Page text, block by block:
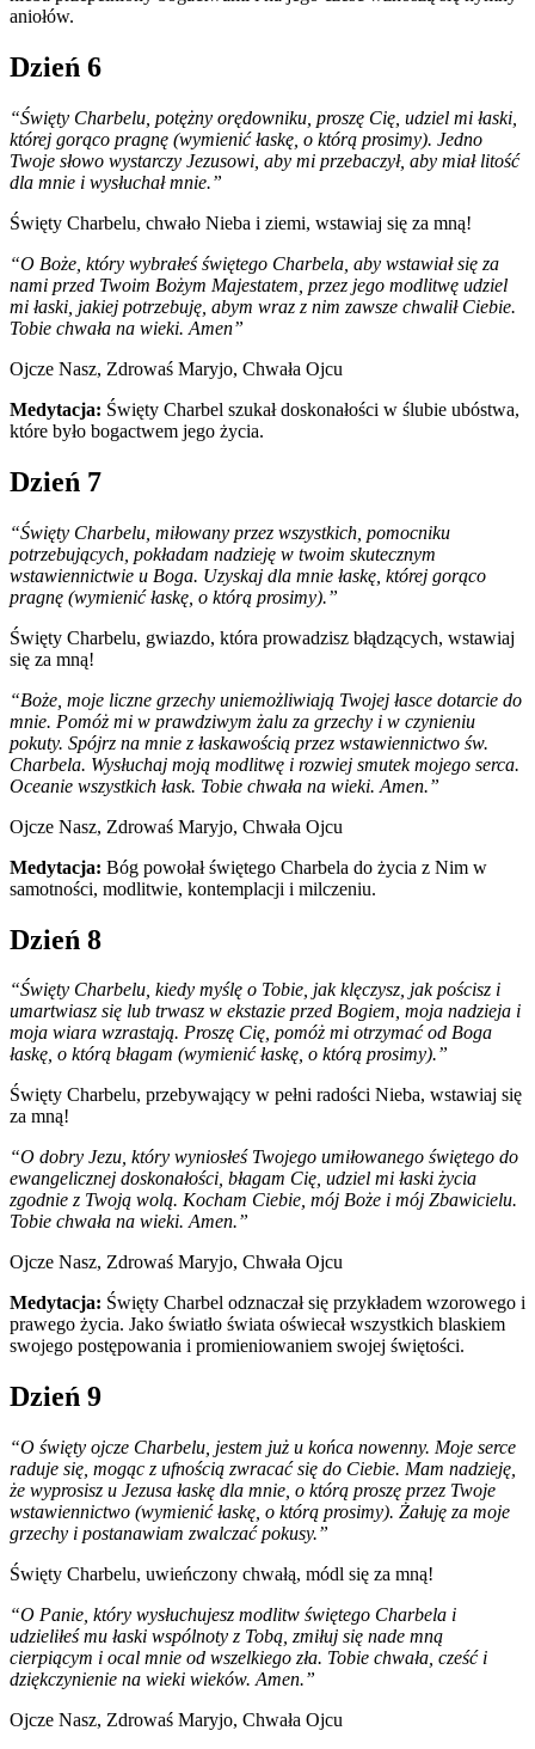
aniołów.
Dzień 6
“Święty Charbelu, potężny orędowniku, proszę Cię, udziel mi łaski,
której gorąco pragnę (wymienić łaskę, o którą prosimy). Jedno
Twoje słowo wystarczy Jezusowi, aby mi przebaczył, aby miał litość
dla mnie i wysłuchał mnie.”
Święty Charbelu, chwało Nieba i ziemi, wstawiaj się za mną!
“O Boże, który wybrałeś świętego Charbela, aby wstawiał się za
nami przed Twoim Bożym Majestatem, przez jego modlitwę udziel
mi łaski, jakiej potrzebuję, abym wraz z nim zawsze chwalił Ciebie.
Tobie chwała na wieki. Amen”
Ojcze Nasz, Zdrowaś Maryjo, Chwała Ojcu
Medytacja: Święty Charbel szukał doskonałości w ślubie ubóstwa,
które było bogactwem jego życia.
Dzień 7
“Święty Charbelu, miłowany przez wszystkich, pomocniku
potrzebujących, pokładam nadzieję w twoim skutecznym
wstawiennictwie u Boga. Uzyskaj dla mnie łaskę, której gorąco
pragnę (wymienić łaskę, o którą prosimy).”
Święty Charbelu, gwiazdo, która prowadzisz błądzących, wstawiaj
się za mną!
“Boże, moje liczne grzechy uniemożliwiają Twojej łasce dotarcie do
mnie. Pomóż mi w prawdziwym żalu za grzechy i w czynieniu
pokuty. Spójrz na mnie z łaskawością przez wstawiennictwo św.
Charbela. Wysłuchaj moją modlitwę i rozwiej smutek mojego serca.
Oceanie wszystkich łask. Tobie chwała na wieki. Amen.”
Ojcze Nasz, Zdrowaś Maryjo, Chwała Ojcu
Medytacja: Bóg powołał świętego Charbela do życia z Nim w
samotności, modlitwie, kontemplacji i milczeniu.
Dzień 8
“Święty Charbelu, kiedy myślę o Tobie, jak klęczysz, jak pościsz i
umartwiasz się lub trwasz w ekstazie przed Bogiem, moja nadzieja i
moja wiara wzrastają. Proszę Cię, pomóż mi otrzymać od Boga
łaskę, o którą błagam (wymienić łaskę, o którą prosimy).”
Święty Charbelu, przebywający w pełni radości Nieba, wstawiaj się
za mną!
“O dobry Jezu, który wyniosłeś Twojego umiłowanego świętego do
ewangelicznej doskonałości, błagam Cię, udziel mi łaski życia
zgodnie z Twoją wolą. Kocham Ciebie, mój Boże i mój Zbawicielu.
Tobie chwała na wieki. Amen.”
Ojcze Nasz, Zdrowaś Maryjo, Chwała Ojcu
Medytacja: Święty Charbel odznaczał się przykładem wzorowego i
prawego życia. Jako światło świata oświecał wszystkich blaskiem
swojego postępowania i promieniowaniem swojej świętości.
Dzień 9
“O święty ojcze Charbelu, jestem już u końca nowenny. Moje serce
raduje się, mogąc z ufnością zwracać się do Ciebie. Mam nadzieję,
że wyprosisz u Jezusa łaskę dla mnie, o którą proszę przez Twoje
wstawiennictwo (wymienić łaskę, o którą prosimy). Żałuję za moje
grzechy i postanawiam zwalczać pokusy.”
Święty Charbelu, uwieńczony chwałą, módl się za mną!
“O Panie, który wysłuchujesz modlitw świętego Charbela i
udzieliłeś mu łaski wspólnoty z Tobą, zmiłuj się nade mną
cierpiącym i ocal mnie od wszelkiego zła. Tobie chwała, cześć i
dziękczynienie na wieki wieków. Amen.”
Ojcze Nasz, Zdrowaś Maryjo, Chwała Ojcu